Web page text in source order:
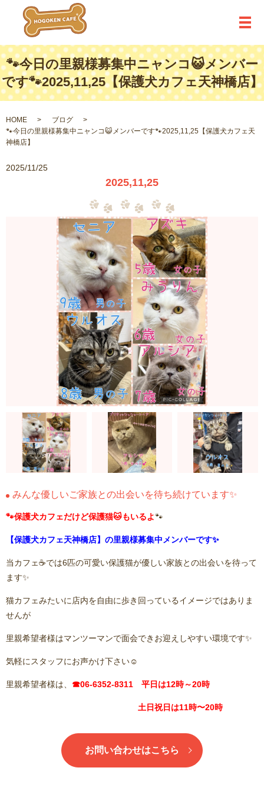
メ
🐾今日の里親様募集中ニャンコ😺メンバー
です🐾2025,11,25【保護犬カフェ天神橋店】
HOME
ブログ
🐾今日の里親様募集中ニャンコ😺メンバーです🐾2025,11,25【保護犬カフェ天
神橋店】
2025/11/25
2025,11,25
みんな優しいご家族との出会いを待ち続けています✨
🐾保護犬カフェだけど保護猫🐱もいるよ🐾
【保護犬カフェ天神橋店】の里親様募集中メンバーです✨
当カフェ☕️では6匹の可愛い保護猫が優しい家族との出会いを待って
ます✨
猫カフェみたいに店内を自由に歩き回っているイメージではありま
せんが
里親希望者様はマンツーマンで面会できお迎えしやすい環境です✨
気軽にスタッフにお声かけ下さい☺️
里親希望者様は、 ☎06-6352-8311 平日は12時～20時
土日祝日は11時〜20時
お問い合わせはこちら